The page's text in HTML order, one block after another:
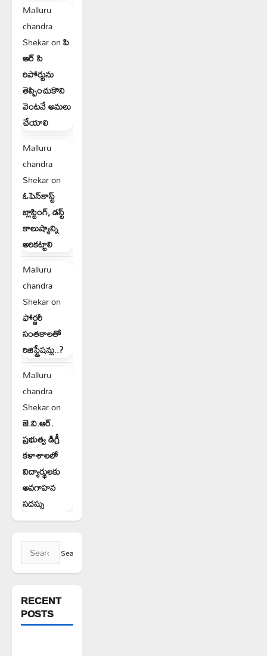
Malluru
chandra
Shekaronపి
ఆర్ సి
రిపోర్టును
తెప్పించుకొని
వెంటనే అమలు
చేయాలి
Malluru
chandra
Shekaron
ఓపెన్‌కాస్ట్
బ్లాస్టింగ్, డస్ట్
కాలుష్యాన్ని
అరికట్టాలి
Malluru
chandra
Shekaron
ఫోర్జరీ
సంతకాలతో
రిజిస్ట్రేషన్లు..?
Malluru
chandra
Shekaron
జె.వి.ఆర్.
ప్రభుత్వ డిగ్రీ
కళాశాలలో
విద్యార్థులకు
అవగాహన
సదస్సు
Search
for:
RECENT
POSTS